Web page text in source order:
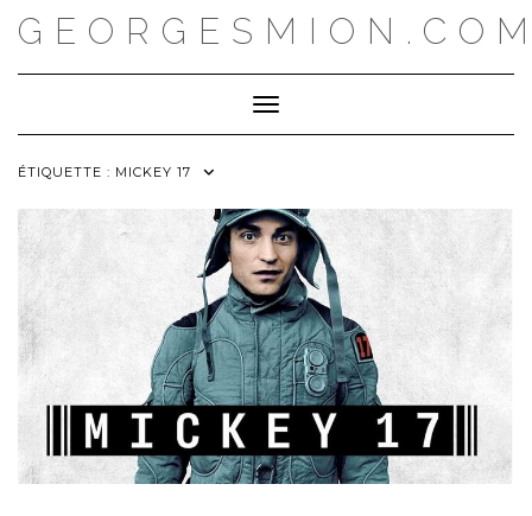
Toggle Navigation
ÉTIQUETTE : MICKEY 17